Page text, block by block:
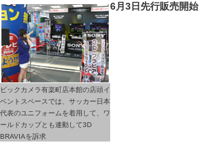
ビックカメラ有楽町店本館の店頭イ
ベントスペースでは、サッカー日本
代表のユニフォームを着用して、ワ
ールドカップとも連動して3D
BRAVIAを訴求
6月3日先行販売開始